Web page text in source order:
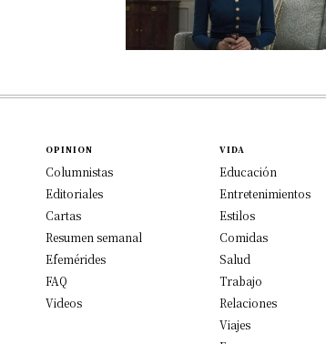
OPINION
Columnistas
Editoriales
Cartas
Resumen semanal
Efemérides
FAQ
Videos
VIDA
Educación
Entretenimientos
Estilos
Comidas
Salud
Trabajo
Relaciones
Viajes